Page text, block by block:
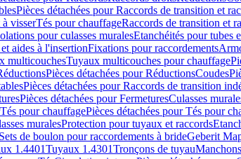
Pièces détachées pour Raccords de transition et
visserTés pour chauffageRaccords de transition et
pour culasses muralesEtanchéités pour tubes
aides à l'insertionFixations pour raccordements
multicouchesTuyaux multicouches pour chauffage
Pièces détachées pour RéductionsCoudes
Pièces détachées pour Raccords de transition
Pièces détachées pour FermeturesCulasses
Tés pour chauffagePièces détachées pour Tés pour
muralesProtection pour tuyaux et raccords
Sets de boulon pour raccordements à brideGeberit
1.4401Tuyaux 1.4301Tronçons de tuyauManchons